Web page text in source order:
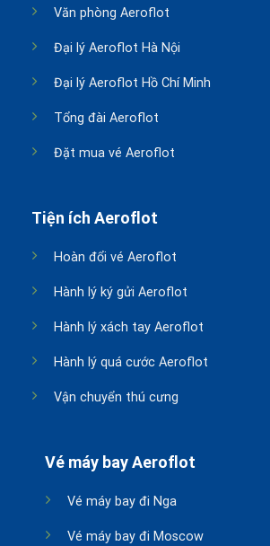
Văn phòng Aeroflot
Đại lý Aeroflot Hà Nội
Đại lý Aeroflot Hồ Chí Minh
Tổng đài Aeroflot
Đặt mua vé Aeroflot
Tiện ích Aeroflot
Hoàn đổi vé Aeroflot
Hành lý ký gửi Aeroflot
Hành lý xách tay Aeroflot
Hành lý quá cước Aeroflot
Vận chuyển thú cưng
Vé máy bay Aeroflot
Vé máy bay đi Nga
Vé máy bay đi Moscow